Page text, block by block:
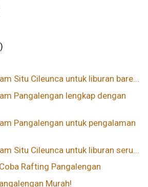
Situ Cileunca untuk liburan bare...
Pangalengan lengkap dengan
Pangalengan untuk pengalaman
Situ Cileunca untuk liburan seru...
Rafting Pangalengan
Murah!